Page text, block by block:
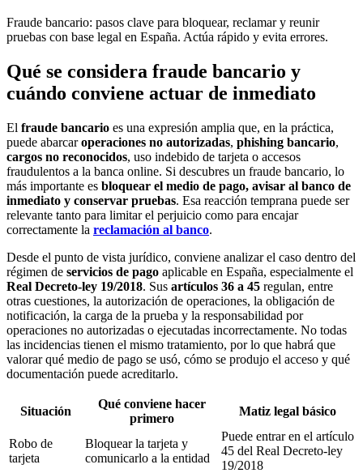
Fraude bancario: pasos clave para bloquear, reclamar y reunir
pruebas con base legal en España. Actúa rápido y evita errores.
Qué se considera fraude bancario y
cuándo conviene actuar de inmediato
El fraude bancario es una expresión amplia que, en la práctica,
puede abarcaroperaciones no autorizadas, phishing bancario,
cargos no reconocidos, uso indebido de tarjeta o accesos
fraudulentos a la banca online. Si descubres un fraude bancario, lo
más importante es bloquear el medio de pago, avisar al banco de
inmediato y conservar pruebas. Esa reacción temprana puede ser
relevante tanto para limitar el perjuicio como para encajar
correctamente la reclamación al banco.
Desde el punto de vista jurídico, conviene analizar el caso dentro del
régimen de servicios de pago aplicable en España, especialmente el
Real Decreto-ley 19/2018. Sus artículos 36 a 45 regulan, entre
otras cuestiones, la autorización de operaciones, la obligación de
notificación, la carga de la prueba y la responsabilidad por
operaciones no autorizadas o ejecutadas incorrectamente. No todas
las incidencias tienen el mismo tratamiento, por lo que habrá que
valorar qué medio de pago se usó, cómo se produjo el acceso y qué
documentación puede acreditarlo.
Situación
Qué conviene hacer
primero
Matiz legal básico
Robo de
tarjeta
Bloquear la tarjeta y
comunicarlo a la entidad
Puede entrar en el artículo
45 del Real Decreto-ley
19/2018